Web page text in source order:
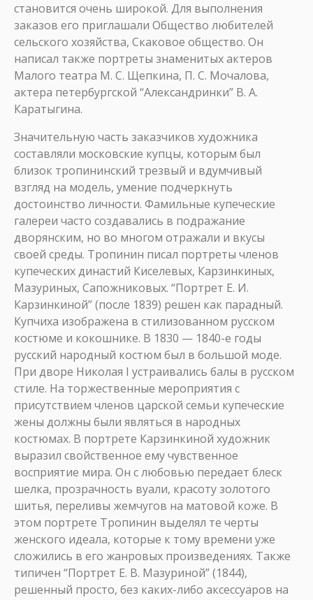
становится очень широкой. Для выполнения
заказов его приглашали Общество любителей
сельского хозяйства, Скаковое общество. Он
написал также портреты знаменитых актеров
Малого театра М. С. Щепкина, П. С. Мочалова,
актера петербургской “Александринки” В. А.
Каратыгина.
Значительную часть заказчиков художника
составляли московские купцы, которым был
близок тропининский трезвый и вдумчивый
взгляд на модель, умение подчеркнуть
достоинство личности. Фамильные купеческие
галереи часто создавались в подражание
дворянским, но во многом отражали и вкусы
своей среды. Тропинин писал портреты членов
купеческих династий Киселевых, Карзинкиных,
Мазуриных, Сапожниковых. “Портрет Е. И.
Карзинкиной” (после 1839) решен как парадный.
Купчиха изображена в стилизованном русском
костюме и кокошнике. В 1830 — 1840-е годы
русский народный костюм был в большой моде.
При дворе Николая I устраивались балы в русском
стиле. На торжественные мероприятия с
присутствием членов царской семьи купеческие
жены должны были являться в народных
костюмах. В портрете Карзинкиной художник
выразил свойственное ему чувственное
восприятие мира. Он с любовью передает блеск
шелка, прозрачность вуали, красоту золотого
шитья, переливы жемчугов на матовой коже. В
этом портрете Тропинин выделял те черты
женского идеала, которые к тому времени уже
сложились в его жанровых произведениях. Также
типичен “Портрет Е. В. Мазуриной” (1844),
решенный просто, без каких-либо аксессуаров на